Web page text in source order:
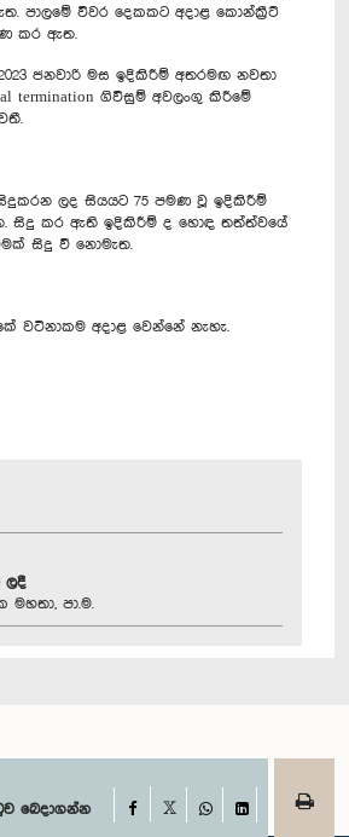
පාලමේ විවර දෙකකට අදාළ කොන්ක්‍රීට්
කර ඇත.
ජනවාරි මස ඉදිකිරීම් අතරමඟ නවතා
termination ගිවිසුම් අවලංගු කිරීමේ
සිදුකරන ලද සියයට 75 පමණ වූ ඉදිකිරීම්
සිදු කර ඇති ඉදිකිරීම් ද හොඳ තත්ත්වයේ
සිදු වී නොමැත.
වටිනාකම අදාළ වෙන්නේ නැහැ.
ලදී
පා.ම.
බෙදාගන්න Facebook
WhatsAppLinkedIn